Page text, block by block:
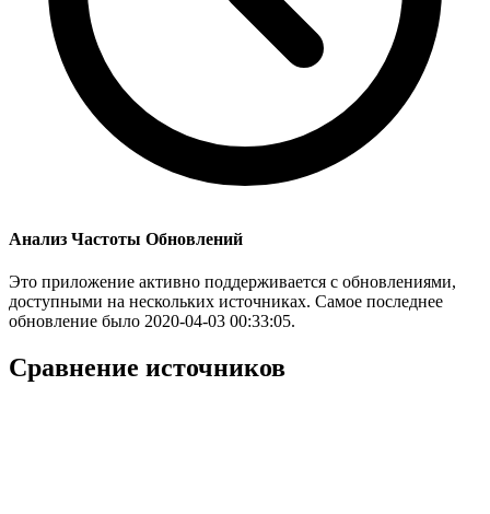
Анализ Частоты Обновлений
Это приложение активно поддерживается с обновлениями,
доступными на нескольких источниках. Самое последнее
обновление было 2020-04-03 00:33:05.
Сравнение источников